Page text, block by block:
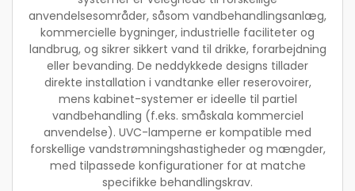
anvendelsesområder, såsom vandbehandlingsanlæg,
kommercielle bygninger, industrielle faciliteter og
landbrug, og sikrer sikkert vand til drikke, forarbejdning
eller bevanding. De neddykkede designs tillader
direkte installation i vandtanke eller reserovoirer,
mens kabinet-systemer er ideelle til partiel
vandbehandling (f.eks. småskala kommerciel
anvendelse). UVC-lamperne er kompatible med
forskellige vandstrømningshastigheder og mængder,
med tilpassede konfigurationer for at matche
specifikke behandlingskrav.